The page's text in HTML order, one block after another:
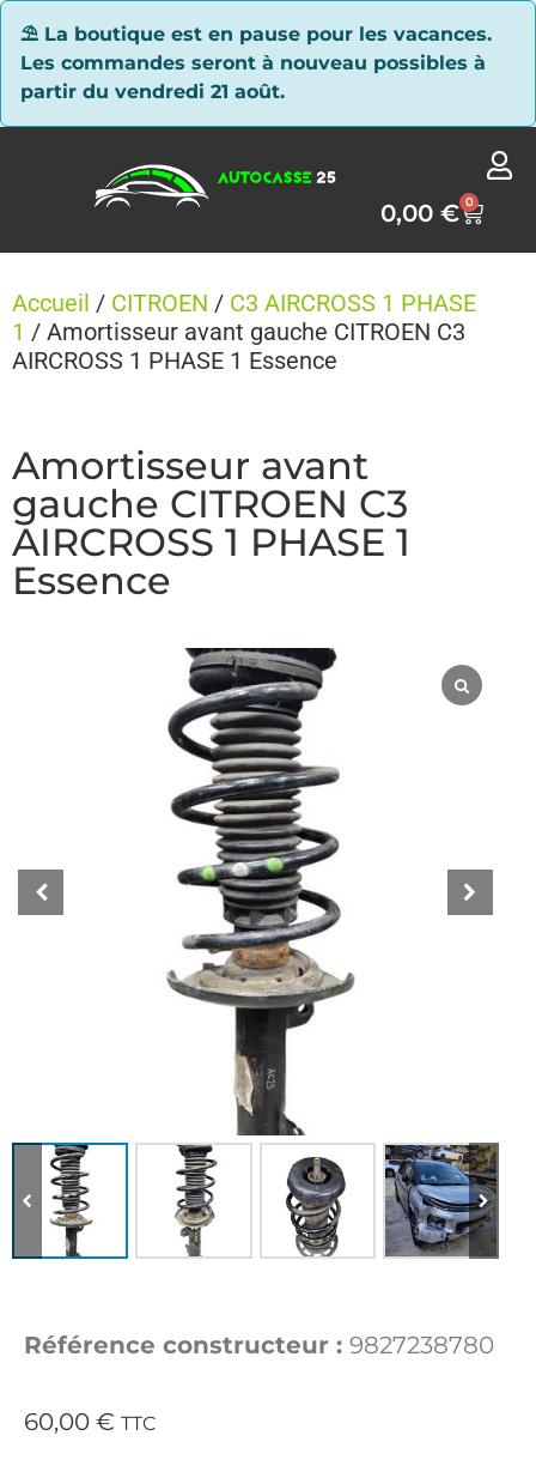
⛱ La boutique est en pause pour les vacances.
Les commandes seront à nouveau possibles à
partir du vendredi 21 août.
0,00€ 0
Accueil / CITROEN / C3 AIRCROSS 1 PHASE
1 / Amortisseur avant gauche CITROEN C3
AIRCROSS 1 PHASE 1 Essence
Amortisseur avant
gauche CITROEN C3
AIRCROSS 1 PHASE 1
Essence
Référence constructeur : 9827238780
60,00 € TTC
Panneau de gestion des cookies